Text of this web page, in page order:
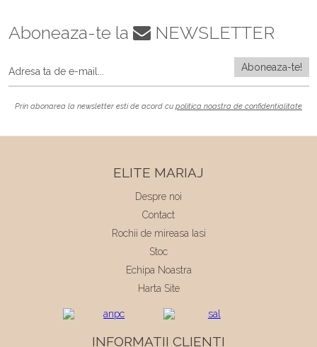
Aboneaza-te la NEWSLETTER
Prin abonarea la newsletter esti de acord cu politica noastra de confidentialitate
ELITE MARIAJ
Despre noi
Contact
Rochii de mireasa Iasi
Stoc
Echipa Noastra
Harta Site
INFORMATII CLIENTI